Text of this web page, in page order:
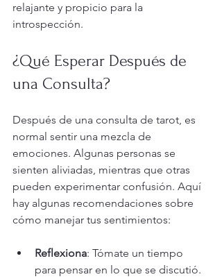
relajante y propicio para la
introspección.
¿Qué Esperar Después de
una Consulta?
Después de una consulta de tarot, es
normal sentir una mezcla de
emociones. Algunas personas se
sienten aliviadas, mientras que otras
pueden experimentar confusión. Aquí
hay algunas recomendaciones sobre
cómo manejar tus sentimientos:
Reflexiona: Tómate un tiempo
para pensar en lo que se discutió.